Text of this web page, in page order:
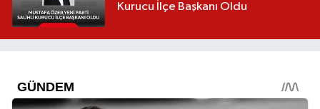
Kurucu İlçe Başkanı Oldu